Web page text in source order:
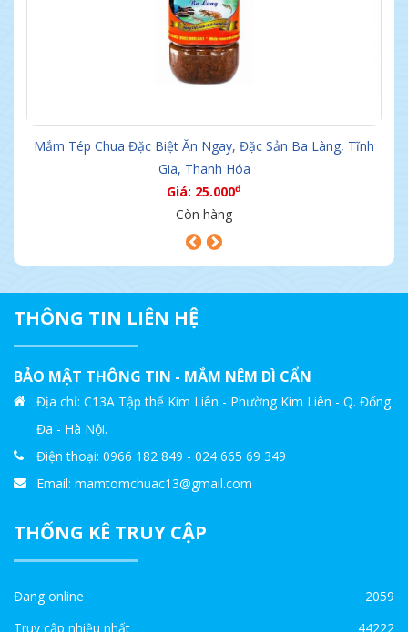
Mắm Tép Chua Đặc Biệt Ăn Ngay, Đặc Sản Ba Làng, Tĩnh
Gia, Thanh Hóa
Giá: 25.000đ
Còn hàng
THÔNG TIN LIÊN HỆ
BẢO MẬT THÔNG TIN - MẮM NÊM DÌ CẨN
Địa chỉ: C13A Tập thể Kim Liên - Phường Kim Liên - Q. Đống
Đa - Hà Nội.
Điện thoại: 0966 182 849 - 024 665 69 349
Email: mamtomchuac13@gmail.com
THỐNG KÊ TRUY CẬP
Đang online
2059
Truy cập nhiều nhất
44222